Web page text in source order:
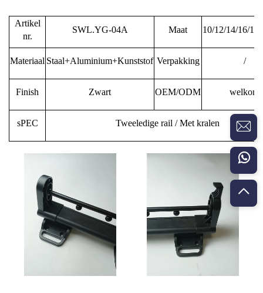
Artikel
nr.
SWL.YG-04A Maat 10/12/14/16/
Materiaal Staal+Aluminium+Kunststof Verpakking /
Finish Zwart OEM/ODM welkom
sPEC Tweeledige rail / Met kralen